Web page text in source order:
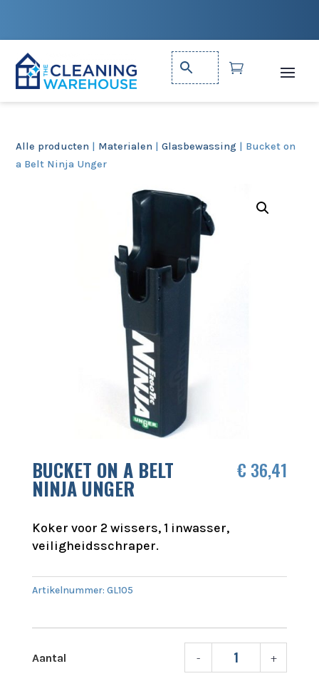

Alle producten | Materialen |Glasbewassing | Bucket on
a Belt Ninja Unger
BUCKET ON A BELT
NINJA UNGER
€ 36,41
Koker voor 2 wissers, 1 inwasser,
veiligheidsschraper.
Artikelnummer: GL105
- +